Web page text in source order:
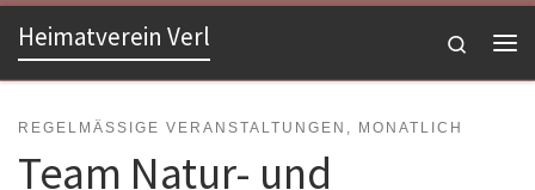
Zum Inhalt springen
Heimatverein Verl
Search
REGELMÄSSIGE VERANSTALTUNGEN, MONATLICH
Team Natur- und